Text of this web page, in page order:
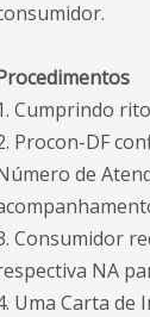
Cumprindo
Procon-DF
de
Consumidor
NA
Uma Carta de